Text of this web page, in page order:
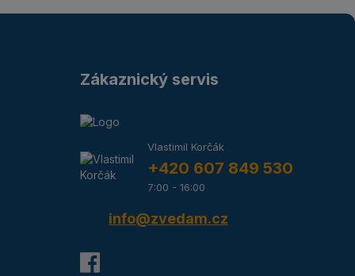
Zákaznický servis
Vlastimil Korčák
+420 607 849 530
7:00 - 16:00
info@zvedam.cz